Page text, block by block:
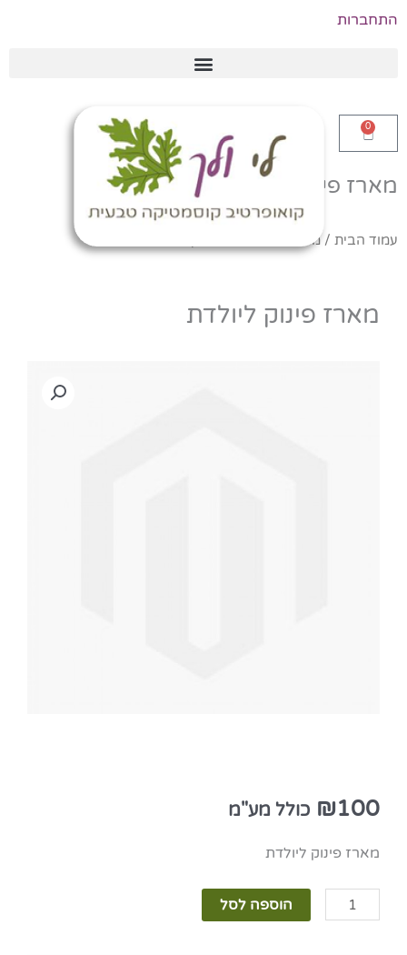
התחברות
0
עגלת
קניות
מארז פינוק ליולדת
עמוד הבית/ מארזי שי
מארז פינוק ליולדת
₪100 כולל מע"מ
מארז פינוק ליולדת
של
הוספה לסל